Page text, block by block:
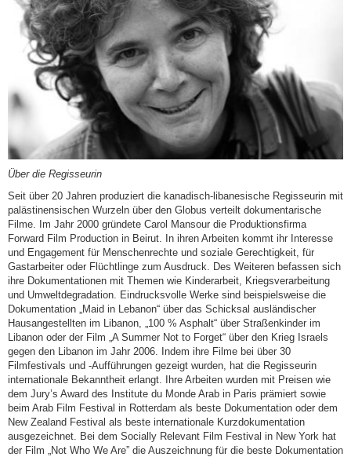
Über die Regisseurin
Seit über 20 Jahren produziert die kanadisch-libanesische Regisseurin mit
palästinensischen Wurzeln über den Globus verteilt dokumentarische
Filme. Im Jahr 2000 gründete Carol Mansour die Produktionsfirma
Forward Film Production in Beirut. In ihren Arbeiten kommt ihr Interesse
und Engagement für Menschenrechte und soziale Gerechtigkeit, für
Gastarbeiter oder Flüchtlinge zum Ausdruck. Des Weiteren befassen sich
ihre Dokumentationen mit Themen wie Kinderarbeit, Kriegsverarbeitung
und Umweltdegradation. Eindrucksvolle Werke sind beispielsweise die
Dokumentation „Maid in Lebanon“ über das Schicksal ausländischer
Hausangestellten im Libanon, „100 % Asphalt“ über Straßenkinder im
Libanon oder der Film „A Summer Not to Forget“ über den Krieg Israels
gegen den Libanon im Jahr 2006. Indem ihre Filme bei über 30
Filmfestivals und -Aufführungen gezeigt wurden, hat die Regisseurin
internationale Bekanntheit erlangt. Ihre Arbeiten wurden mit Preisen wie
dem Jury’s Award des Institute du Monde Arab in Paris prämiert sowie
beim Arab Film Festival in Rotterdam als beste Dokumentation oder dem
New Zealand Festival als beste internationale Kurzdokumentation
ausgezeichnet. Bei dem Socially Relevant Film Festival in New York hat
der Film „Not Who We Are” die Auszeichnung für die beste Dokumentation